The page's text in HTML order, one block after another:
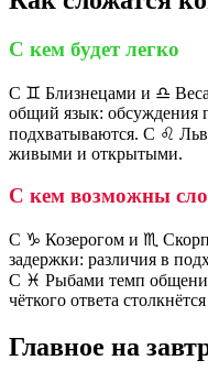
С кем будет легко
С ♊️ Близнецами и ♎️
общий язык: обсуждения
подхватываются. С ♌️
живыми и открытыми.
С кем возможны
С ♑️ Козерогом и ♏️
задержки: различия в
С ♓️ Рыбами темп
чёткого ответа
Главное на